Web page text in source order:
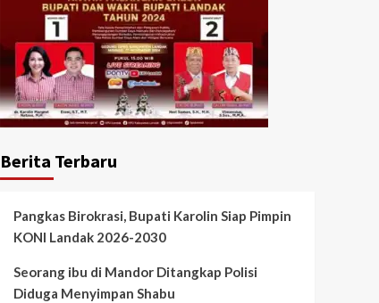
Berita Terbaru
Pangkas Birokrasi, Bupati Karolin Siap Pimpin
KONI Landak 2026-2030
Seorang ibu di Mandor Ditangkap Polisi
Diduga Menyimpan Shabu